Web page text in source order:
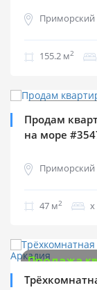
Приморский
155.2 м2
Продам
на море
Приморский
47 м2 х
Продажа